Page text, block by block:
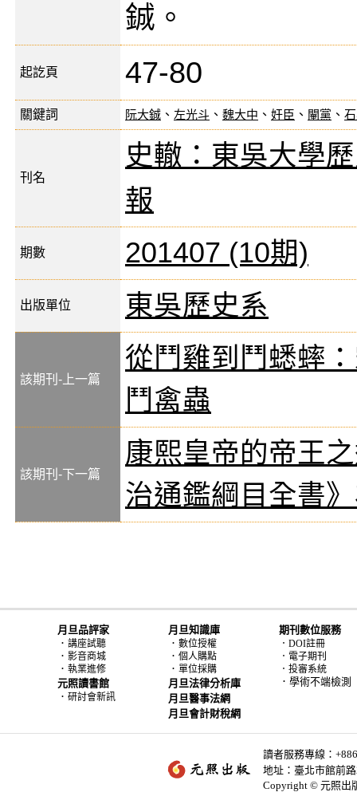
鋮。
起訖頁 47-80
關鍵詞 阮大鋮 、 左光斗 、 魏大中 、 奸臣 、 閹黨 、
刊名
史轍：東吳大學
報
期數 201407 (10期)
出版單位 東吳歷史系
該期刊-上一篇
從鬥雞到鬥蟋蟀
鬥禽蟲
該期刊-下一篇
康熙皇帝的帝王
治通鑑綱目全書
月旦品評家
． 講座試聽
． 影音商城
． 執業進修
元照讀書館
． 研討會新訊
月旦知識庫
． 數位授權
． 個人購點
． 單位採購
月旦法律分析庫
月旦醫事法網
月旦會計財稅網
期刊數位服務
．DOI註冊
．電子期刊
．投審系統
．學術不端檢測
讀者服務專線：
地址：臺北市館前
Copyright © 元照出